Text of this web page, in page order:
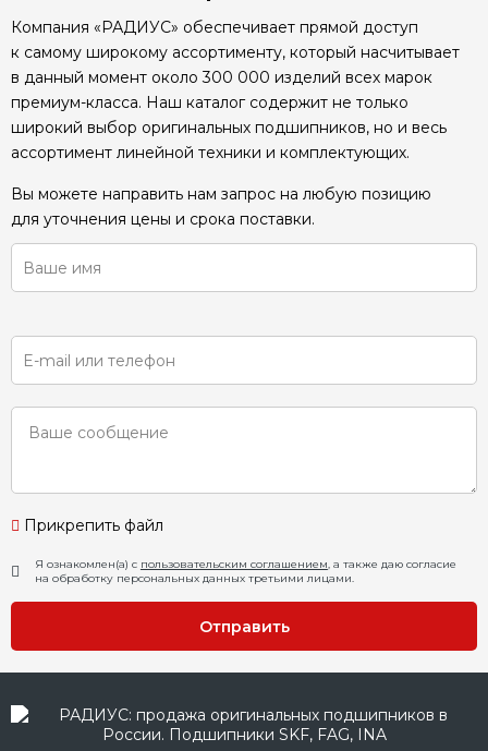
Компания «РАДИУС» обеспечивает прямой доступ
к самому широкому ассортименту, который насчитывает
в данный момент около 300 000 изделий всех марок
премиум-класса. Наш каталог содержит не только
широкий выбор оригинальных подшипников, но и весь
ассортимент линейной техники и комплектующих.
Вы можете направить нам запрос на любую позицию
для уточнения цены и срока поставки.
Прикрепить файл
Я ознакомлен(а) с пользовательским соглашением, а также даю согласие
на обработку персональных данных третьими лицами.
Отправить